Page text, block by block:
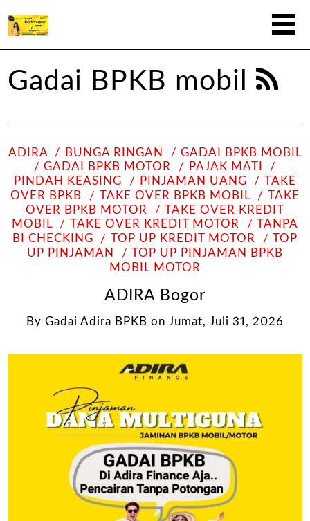
Gadai BPKB mobil
ADIRA BUNGA RINGAN
GADAI BPKB MOBIL
GADAI BPKB MOTOR
PAJAK MATI
PINDAH KEASING
PINJAMAN UANG
TAKE
OVER BPKB
TAKE OVER BPKB MOBIL
TAKE
OVER BPKB MOTOR
TAKE OVER KREDIT
MOBIL
TAKE OVER KREDIT MOTOR
TANPA
BI CHECKING
TOP UP KREDIT MOTOR
TOP
UP PINJAMAN
TOP UP PINJAMAN BPKB
MOBIL MOTOR
ADIRA Bogor
By Gadai Adira BPKB on Jumat, Juli 31, 2026